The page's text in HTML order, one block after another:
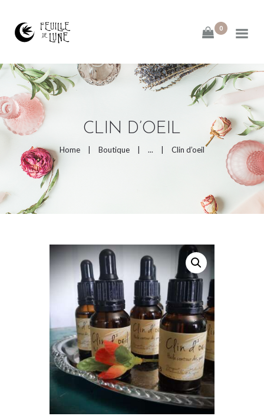
0
CLIN D’OEIL
Home Boutique ... Clin d’oeil
ACCUEIL
BOUTIQUE
ACTIVITÉS
CONTACT